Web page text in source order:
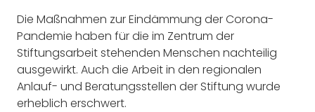
Die Maßnahmen zur Eindämmung der Corona-
Pandemie haben für die im Zentrum der
Stiftungsarbeit stehenden Menschen nachteilig
ausgewirkt. Auch die Arbeit in den regionalen
Anlauf- und Beratungsstellen der Stiftung wurde
erheblich erschwert.